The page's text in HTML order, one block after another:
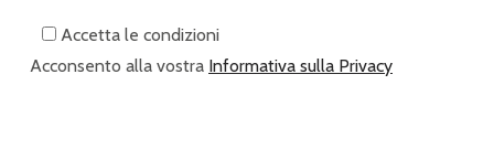
Accetta le condizioni
Acconsento alla vostra Informativa sulla Privacy